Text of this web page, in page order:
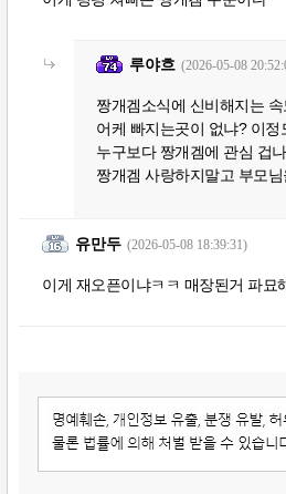
루야흐 (2026-05-08
짱개겜소식에 신비해지는
어케 빠지는곳이 없냐? 이
누구보다 짱개겜에 관심 겁
짱개겜 사랑하지말고 부모
유만두 (2026-05-08 18:39:31)
이게 재오픈이냐ㅋㅋ 매장된거 파묘